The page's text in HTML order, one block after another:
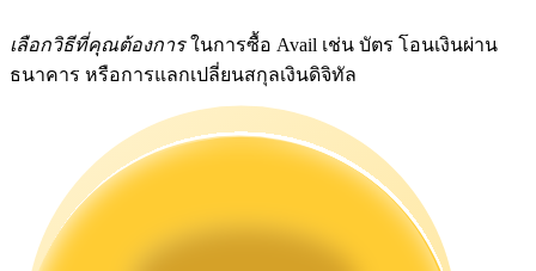
Launchpool
เลือกวิธีที่คุณต้องการในการซื้อ Avail เช่น บัตร โอนเงินผ่าน
ธนาคาร หรือการแลกเปลี่ยนสกุลเงินดิจิทัล